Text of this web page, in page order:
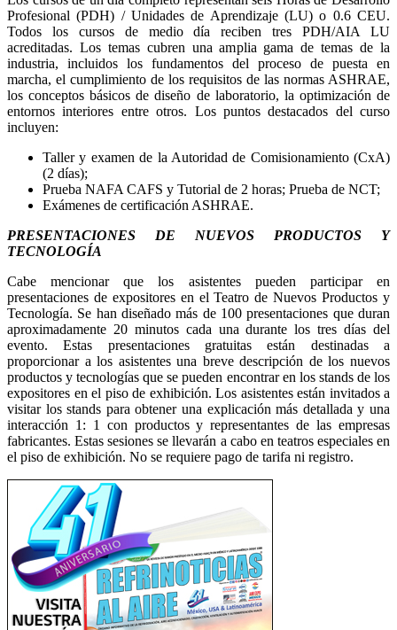
Profesional (PDH) / Unidades de Aprendizaje (LU) o 0.6 CEU.
Todos los cursos de medio día reciben tres PDH/AIA LU
acreditadas. Los temas cubren una amplia gama de temas de la
industria, incluidos los fundamentos del proceso de puesta en
marcha, el cumplimiento de los requisitos de las normas ASHRAE,
los conceptos básicos de diseño de laboratorio, la optimización de
entornos interiores entre otros. Los puntos destacados del curso
incluyen:
Taller y examen de la Autoridad de Comisionamiento (CxA)
(2 días);
Prueba NAFA CAFS y Tutorial de 2 horas; Prueba de NCT;
Exámenes de certificación ASHRAE.
PRESENTACIONES DE NUEVOS PRODUCTOS Y
TECNOLOGÍA
Cabe mencionar que los asistentes pueden participar en
presentaciones de expositores en el Teatro de Nuevos Productos y
Tecnología. Se han diseñado más de 100 presentaciones que duran
aproximadamente 20 minutos cada una durante los tres días del
evento. Estas presentaciones gratuitas están destinadas a
proporcionar a los asistentes una breve descripción de los nuevos
productos y tecnologías que se pueden encontrar en los stands de los
expositores en el piso de exhibición. Los asistentes están invitados a
visitar los stands para obtener una explicación más detallada y una
interacción 1: 1 con productos y representantes de las empresas
fabricantes. Estas sesiones se llevarán a cabo en teatros especiales en
el piso de exhibición. No se requiere pago de tarifa ni registro.